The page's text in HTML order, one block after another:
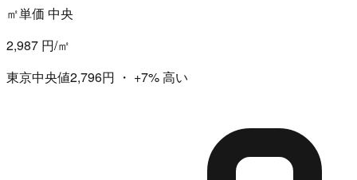
㎡単価 中央
2,987 円/㎡
東京中央値2,796円 ・ +7%高い